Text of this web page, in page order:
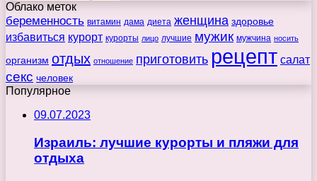
Облако меток
беременность витамин дама диета женщина здоровье
избавиться курорт курорты лицо лучшие мужик мужчина носить
организм отдых отношение приготовить рецепт салат
секс человек
Популярное
09.07.2023
Израиль: лучшие курорты и пляжи для
отдыха